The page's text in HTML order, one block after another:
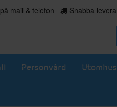
mail & telefon Snabba
Personvård